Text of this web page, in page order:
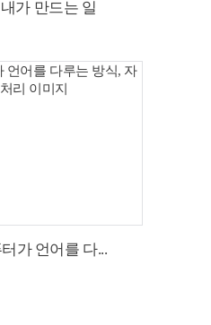
가 만드는 일
가 언어를 다...